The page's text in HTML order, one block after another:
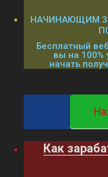
НАЧИНАЮЩИМ
Бесплатный
вы на 100%
начать
Как